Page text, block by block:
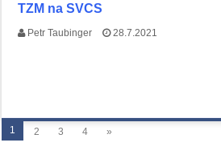
TZM na SVCS
Petr Taubinger 28.7.2021
1 2 3 4 »